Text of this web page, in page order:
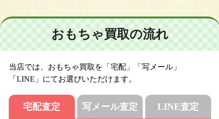
おもちゃ買取の流れ
当店では、おもちゃ買取を「宅配」「写メール」
「LINE」にてお選びいただけます。
宅配査定 写メール査定 LINE査定